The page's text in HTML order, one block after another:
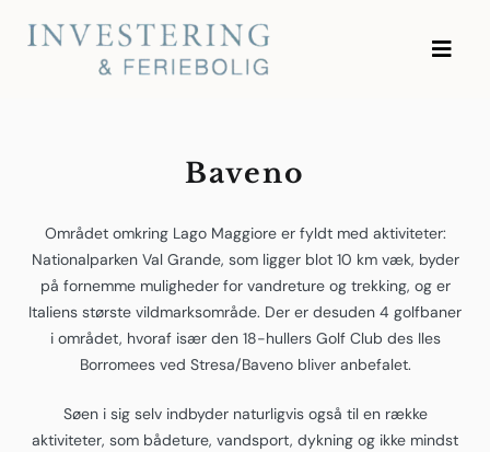
Investering og Feriebolig
Baveno
Området omkring Lago Maggiore er fyldt med aktiviteter:
Nationalparken Val Grande, som ligger blot 10 km væk, byder
på fornemme muligheder for vandreture og trekking, og er
Italiens største vildmarksområde. Der er desuden 4 golfbaner
i området, hvoraf især den 18-hullers Golf Club des Iles
Borromees ved Stresa/Baveno bliver anbefalet.
Søen i sig selv indbyder naturligvis også til en række
aktiviteter, som bådeture, vandsport, dykning og ikke mindst